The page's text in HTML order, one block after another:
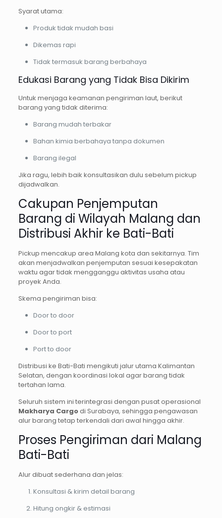
Syarat utama:
Produk tidak mudah basi
Dikemas rapi
Tidak termasuk barang berbahaya
Edukasi Barang yang Tidak Bisa Dikirim
Untuk menjaga keamanan pengiriman laut, berikut
barang yang tidak diterima:
Barang mudah terbakar
Bahan kimia berbahaya tanpa dokumen
Barang ilegal
Jika ragu, lebih baik konsultasikan dulu sebelum pickup
dijadwalkan.
Cakupan Penjemputan
Barang di Wilayah Malang dan
Distribusi Akhir ke Bati-Bati
Pickup mencakup area Malang kota dan sekitarnya. Tim
akan menjadwalkan penjemputan sesuai kesepakatan
waktu agar tidak mengganggu aktivitas usaha atau
proyek Anda.
Skema pengiriman bisa:
Door to door
Door to port
Port to door
Distribusi ke Bati-Bati mengikuti jalur utama Kalimantan
Selatan, dengan koordinasi lokal agar barang tidak
tertahan lama.
Seluruh sistem ini terintegrasi dengan pusat operasional
Makharya Cargodi Surabaya, sehingga pengawasan
alur barang tetap terkendali dari awal hingga akhir.
Proses Pengiriman dari Malang
Bati-Bati
Alur dibuat sederhana dan jelas:
Konsultasi & kirim detail barang
Hitung ongkir & estimasi